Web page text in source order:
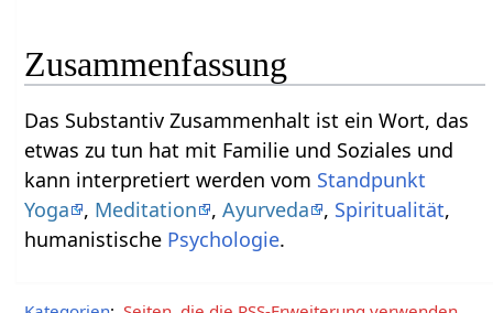
Zusammenfassung
Das Substantiv Zusammenhalt‏‎ ist ein Wort, das
etwas zu tun hat mit Familie und Soziales und
kann interpretiert werden vom Standpunkt
Yoga
, Meditation ,Ayurveda , Spiritualität,
humanistische Psychologie.